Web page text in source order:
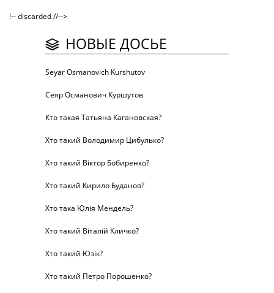
!-- discarded //-->
НОВЫЕ ДОСЬЕ
Seyar Osmanovich Kurshutov
Сеяр Османович Куршутов
Кто такая Татьяна Кагановская?
Хто такий Володимир Цибулько?
Хто такий Віктор Бобиренко?
Хто такий Кирило Буданов?
Хто така Юлія Мендель?
Хто такий Віталій Кличко?
Хто такий Юзік?
Хто такий Петро Порошенко?